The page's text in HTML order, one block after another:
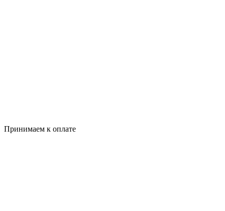
Принимаем к оплате